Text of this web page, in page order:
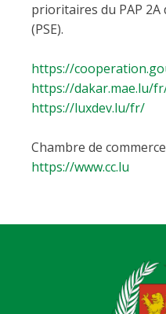
prioritaires du PAP 2A
(PSE).
https://
https://dakar.mae.lu/
https://luxdev.lu/fr/
Chambre de
https://www.cc.lu